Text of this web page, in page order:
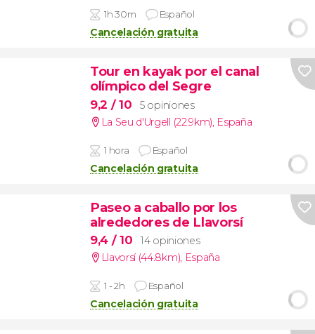
1h 30m Español
Cancelación gratuita
Tour en kayak por el canal
olímpico del Segre
9,2 / 10
5 opiniones
La Seu d'Urgell (22.9km), España
1 hora Español
Cancelación gratuita
Paseo a caballo por los
alrededores de Llavorsí
9,4 / 10
14 opiniones
Llavorsí (44.8km), España
1 - 2h Español
Cancelación gratuita